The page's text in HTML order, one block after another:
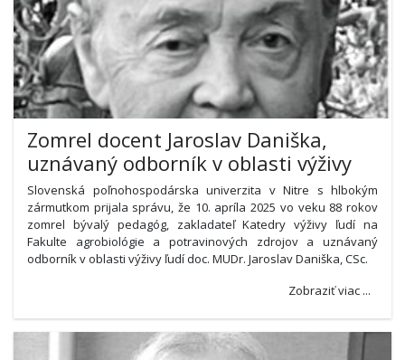
Zomrel docent Jaroslav Daniška,
uznávaný odborník v oblasti výživy
Slovenská poľnohospodárska univerzita v Nitre s hlbokým
zármutkom prijala správu, že 10. apríla 2025 vo veku 88 rokov
zomrel bývalý pedagóg, zakladateľ Katedry výživy ľudí na
Fakulte agrobiológie a potravinových zdrojov a uznávaný
odborník v oblasti výživy ľudí doc. MUDr. Jaroslav Daniška, CSc.
Zobraziť viac ...